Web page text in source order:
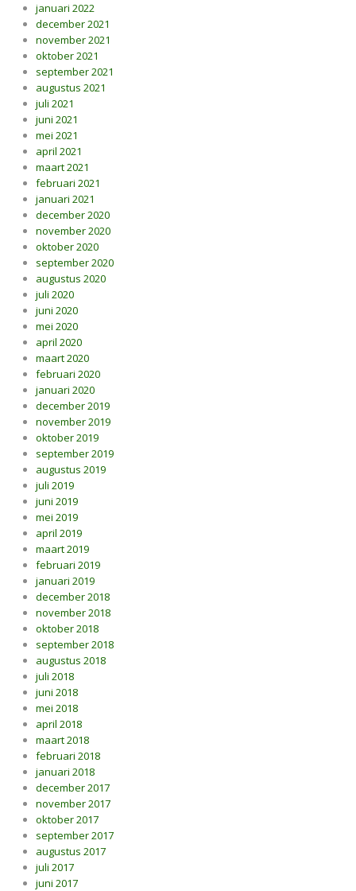
januari 2022
december 2021
november 2021
oktober 2021
september 2021
augustus 2021
juli 2021
juni 2021
mei 2021
april 2021
maart 2021
februari 2021
januari 2021
december 2020
november 2020
oktober 2020
september 2020
augustus 2020
juli 2020
juni 2020
mei 2020
april 2020
maart 2020
februari 2020
januari 2020
december 2019
november 2019
oktober 2019
september 2019
augustus 2019
juli 2019
juni 2019
mei 2019
april 2019
maart 2019
februari 2019
januari 2019
december 2018
november 2018
oktober 2018
september 2018
augustus 2018
juli 2018
juni 2018
mei 2018
april 2018
maart 2018
februari 2018
januari 2018
december 2017
november 2017
oktober 2017
september 2017
augustus 2017
juli 2017
juni 2017